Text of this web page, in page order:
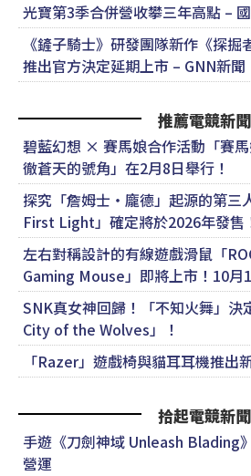
光寶第3季合併營收攀三年高點 –
《鏟子騎士》研發團隊新作《探掘
推出官方決定延期上市 – GNN新聞
推薦電競新聞
碧藍幻想 × 賽馬娘合作活動「賽
徹蒼天的號角」在2月8日舉行！
探究「詹姆士・龐德」起源的第三
First Light」確定將於2026年發售
左右對稱設計的有線遊戲滑鼠「
Gaming Mouse」即將上市！10月
SNK真女神回歸！「不知火舞」決
City of the Wolves」！
「Razer」遊戲椅與貓耳耳機推出
拾起電競新聞
手遊《刀劍神域 Unleash Blading
營運